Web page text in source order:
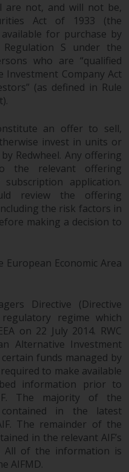
are not, and will not be,
Act of 1933 (the
for purchase by
S under the
who are “qualified
Investment Company Act
(as defined in Rule
an offer to sell,
invest in units or
Redwheel. Any offering
the relevant offering
application.
review the offering
the risk factors in
making a decision to
Economic Area
Directive (Directive
regulatory regime which
on 22 July 2014. RWC
Alternative Investment
funds managed by
required to make available
information prior to
The majority of the
in the latest
The remainder of the
in the relevant AIF’s
All of the information is
AIFMD.